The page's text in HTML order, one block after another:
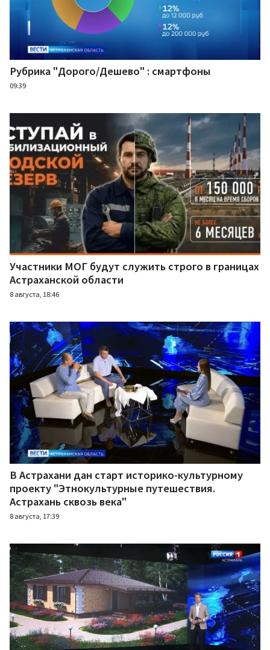
Рубрика "Дорого/Дешево" : смартфоны
09:39
Участники МОГ будут служить строго в границах
Астраханской области
8 августа, 18:46
В Астрахани дан старт историко-культурному
проекту "Этнокультурные путешествия.
Астрахань сквозь века"
8 августа, 17:39